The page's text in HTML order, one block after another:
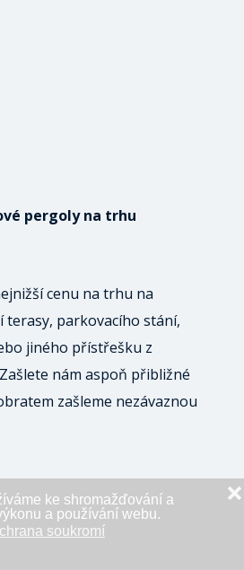
ke shromažďování a
a používání webu.
soukromí
❌
pergoly na trhu
cenu na trhu na
terasy, parkovacího stání,
jiného přístřešku z
nám aspoň přibližné
zašleme nezávaznou
POPTÁVKU